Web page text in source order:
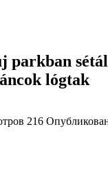
parkban
lógtak
216